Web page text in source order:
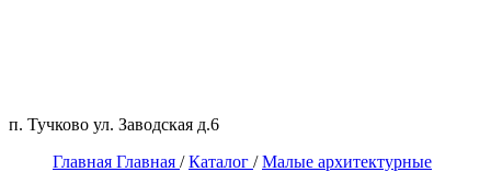
п. Тучково ул. Заводская д.6
Главная Главная / Каталог / Малые архитектурные